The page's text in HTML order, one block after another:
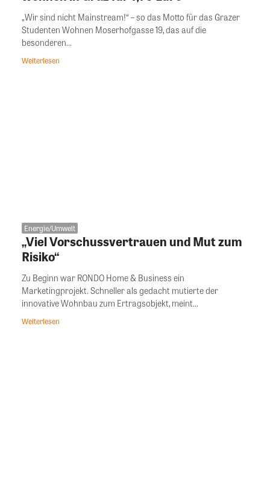
„Wir sind nicht Mainstream!“ – so das Motto für das Grazer
Studenten Wohnen Moserhofgasse 19, das auf die
besonderen...
Weiterlesen
Energie/Umwelt
„Viel Vorschussvertrauen und Mut zum
Risiko“
Zu Beginn war RONDO Home & Business ein
Marketingprojekt. Schneller als gedacht mutierte der
innovative Wohnbau zum Ertragsobjekt, meint...
Weiterlesen